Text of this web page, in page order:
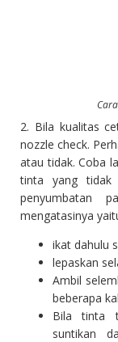
2. Bila kualitas
nozzle check.
atau tidak. Coba
tinta yang tidak
penyumbatan
mengatasinya
ikat dahulu
lepaskan
Ambil
beberapa
Bila tinta
suntikan